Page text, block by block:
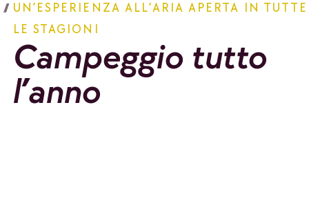
UN’ESPERIENZA ALL’ARIA APERTA IN TUTTE
LE STAGIONI
Campeggio tutto
l’anno